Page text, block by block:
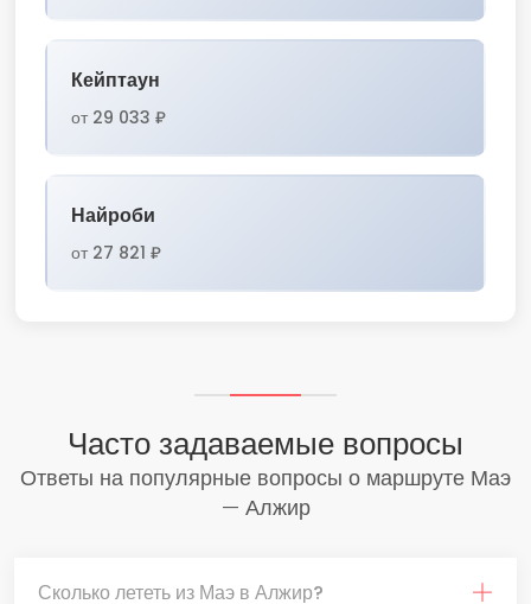
Кейптаун
от 29 033 ₽
Найроби
от 27 821 ₽
Часто задаваемые вопросы
Ответы на популярные вопросы о маршруте Маэ
— Алжир
Сколько лететь из Маэ в Алжир?